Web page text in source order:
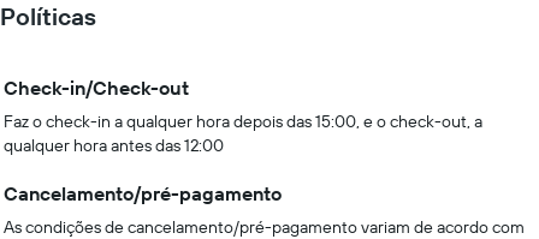
Políticas
Check-in/Check-out
Faz o check-in a qualquer hora depois das 15:00, e o check-out, a
qualquer hora antes das 12:00
Cancelamento/pré-pagamento
As condições de cancelamento/pré-pagamento variam de acordo com